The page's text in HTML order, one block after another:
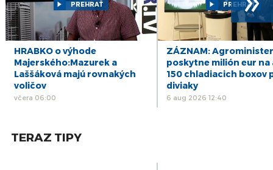
júl
16
júl
ZÁZNAM: R. Kaliňák: MO SR by sa mohlo
postupne začať sťahovať do nového sídla
počas leta
15
júl
ZÁZNAM: R. Takáč: Predseda NKÚ o
korupčných pomeroch v agrorezorte klame,
robí politiku
PREHRAŤ
HRABKO o výhode
Majerského:Mazurek a
Laššáková majú rovnakých
voličov
včera 06:00
PREHRAŤ
ZÁZNAM:
poskytne milión eur na
150 chladiacich boxov
diviaky
6 aug 2026 12:40
TERAZ TIPY